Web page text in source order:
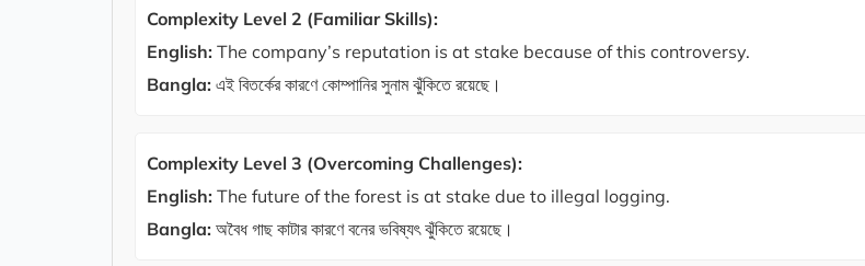
Complexity Level 2 (Familiar Skills):
English: The company’s reputation is at stake because of this controversy.
Bangla: এই বিতর্কের কারণে কোম্পানির সুনাম ঝুঁকিতে রয়েছে।
Complexity Level 3 (Overcoming Challenges):
English: The future of the forest is at stake due to illegal logging.
Bangla: অবৈধ গাছ কাটার কারণে বনের ভবিষ্যৎ ঝুঁকিতে রয়েছে।